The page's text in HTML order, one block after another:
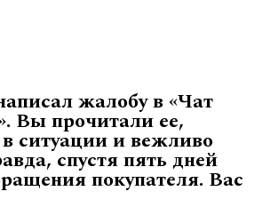
жалобу в «Чат
Вы прочитали ее,
ситуации и вежливо
спустя пять дней
покупателя. Вас